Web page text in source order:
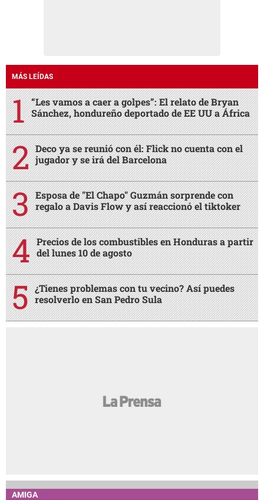
MÁS LEÍDAS
“Les vamos a caer a golpes”: El relato de Bryan
Sánchez, hondureño deportado de EE UU a África
Deco ya se reunió con él: Flick no cuenta con el
jugador y se irá del Barcelona
Esposa de "El Chapo" Guzmán sorprende con
regalo a Davis Flow y así reaccionó el tiktoker
Precios de los combustibles en Honduras a partir
del lunes 10 de agosto
¿Tienes problemas con tu vecino? Así puedes
resolverlo en San Pedro Sula
AMIGA